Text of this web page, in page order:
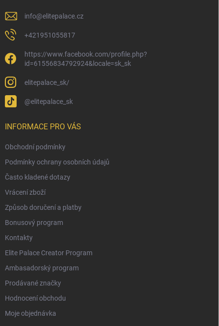
info@elitepalace.cz
+421951055817
https://www.facebook.com/profile.php?
id=61556834792924&locale=sk_sk
elitepalace_sk/
@elitepalace_sk
INFORMACE PRO VÁS
Obchodní podmínky
Podmínky ochrany osobních údajů
Často kladené dotazy
Vrácení zboží
Způsob doručení a platby
Bonusový program
Kontakty
Elite Palace Creator Program
Ambasadorský program
Prodávané značky
Hodnocení obchodu
Moje objednávka